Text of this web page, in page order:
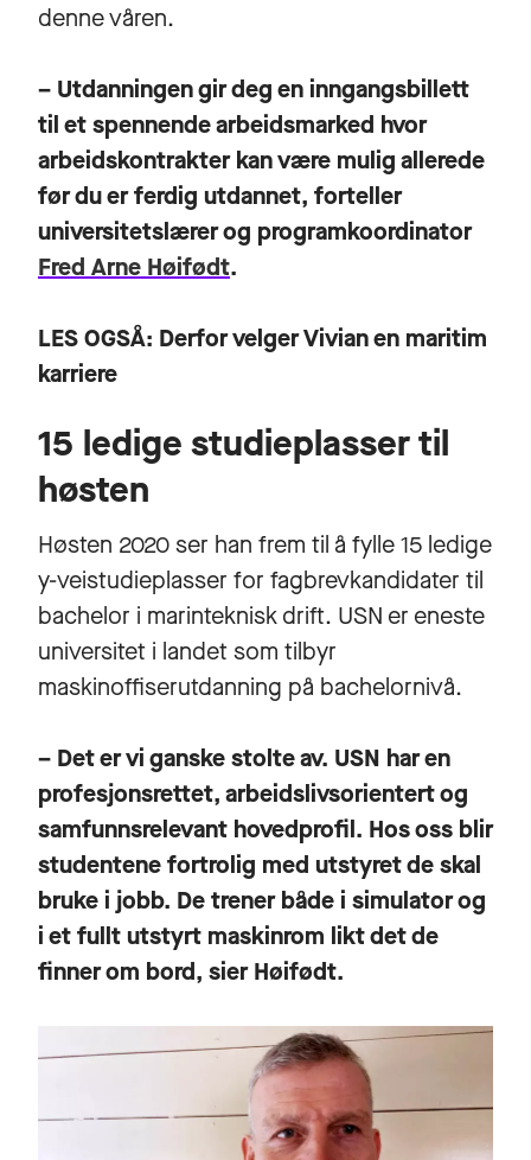
denne våren.
– Utdanningen gir deg en inngangsbillett
til et spennende arbeidsmarked hvor
arbeidskontrakter kan være mulig allerede
før du er ferdig utdannet, forteller
universitetslærer og programkoordinator
Fred Arne Høifødt.
LES OGSÅ: Derfor velger Vivian en maritim
karriere
15 ledige studieplasser til
høsten
Høsten 2020 ser han frem til å fylle 15 ledige
y-veistudieplasser for fagbrevkandidater til
bachelor i marinteknisk drift. USN er eneste
universitet i landet som tilbyr
maskinoffiserutdanning på bachelornivå.
– Det er vi ganske stolte av. USN har en
profesjonsrettet, arbeidslivsorientert og
samfunnsrelevant hovedprofil. Hos oss blir
studentene fortrolig med utstyret de skal
bruke i jobb. De trener både i simulator og
i et fullt utstyrt maskinrom likt det de
finner om bord, sier Høifødt.